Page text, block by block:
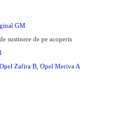
GM
sustinere de pe acoperis
Zafira B, Opel Meriva A